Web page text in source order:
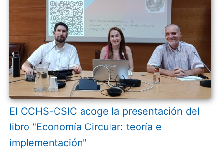
El CCHS-CSIC acoge la presentación del
libro "Economía Circular: teoría e
implementación"